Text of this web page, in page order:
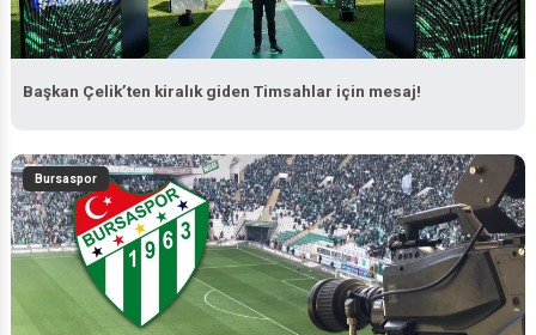
Başkan Çelik’ten kiralık giden Timsahlar için mesaj!
Bursaspor